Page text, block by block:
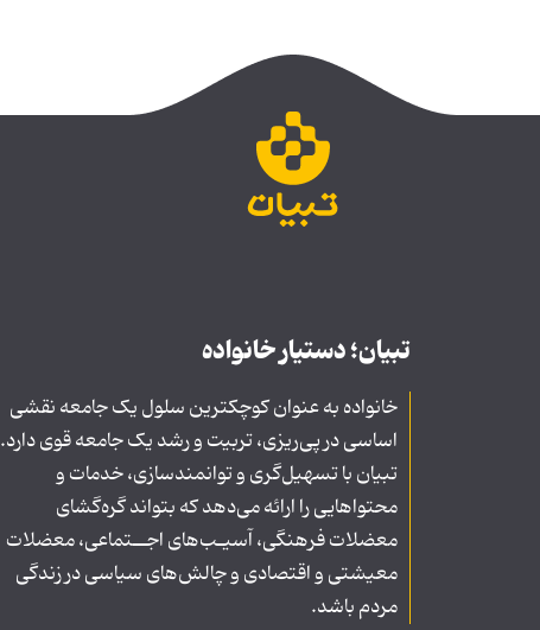
تبیان؛ دستیار خانواده
خانواده به عنوان کوچکترین سلول یک جامعه نقشی
اساسی در پی‌ریزی، تربیت و رشد یک جامعه قوی دارد.
تبیان با تسهیل‌گری و توانمندسازی، خدمات و
محتواهایی را ارائه می‌دهد که بتواند گره‌گشای
معضلات فرهنگی، آسیـب‌های اجــتماعی، معضلات
معیشتی و اقتصادی و چالش‌های سیاسی در زندگی
مردم باشد.